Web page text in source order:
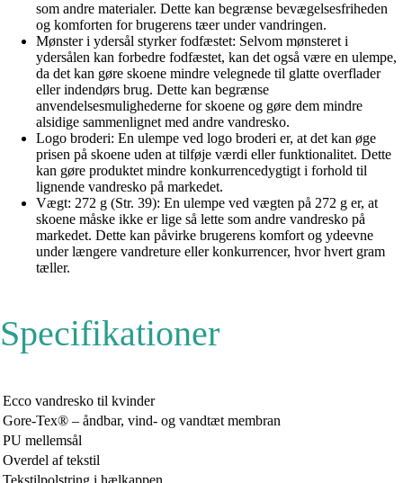
som andre materialer. Dette kan begrænse bevægelsesfriheden
og komforten for brugerens tæer under vandringen.
Mønster i ydersål styrker fodfæstet: Selvom mønsteret i
ydersålen kan forbedre fodfæstet, kan det også være en ulempe,
da det kan gøre skoene mindre velegnede til glatte overflader
eller indendørs brug. Dette kan begrænse
anvendelsesmulighederne for skoene og gøre dem mindre
alsidige sammenlignet med andre vandresko.
Logo broderi: En ulempe ved logo broderi er, at det kan øge
prisen på skoene uden at tilføje værdi eller funktionalitet. Dette
kan gøre produktet mindre konkurrencedygtigt i forhold til
lignende vandresko på markedet.
Vægt: 272 g (Str. 39): En ulempe ved vægten på 272 g er, at
skoene måske ikke er lige så lette som andre vandresko på
markedet. Dette kan påvirke brugerens komfort og ydeevne
under længere vandreture eller konkurrencer, hvor hvert gram
tæller.
Specifikationer
Ecco vandresko til kvinder
Gore-Tex® – åndbar, vind- og vandtæt membran
PU mellemsål
Overdel af tekstil